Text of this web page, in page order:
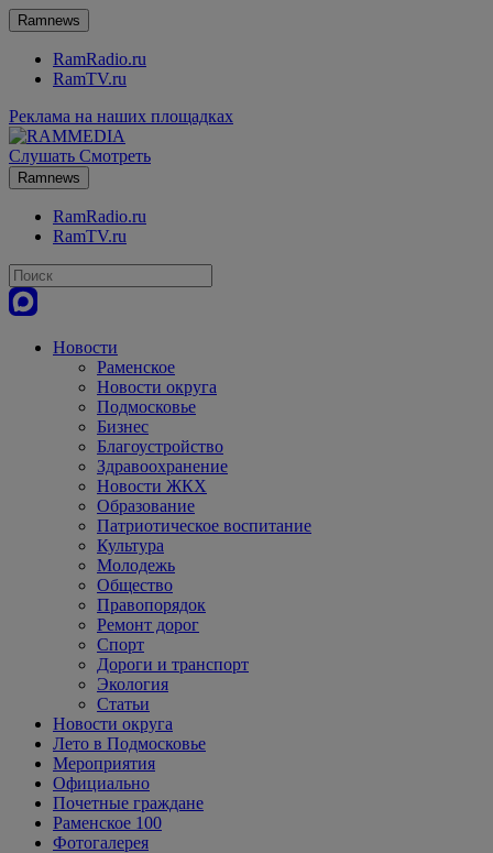
Ramnews
RamRadio.ru
RamTV.ru
Реклама на наших площадках
Слушать Смотреть
Ramnews
RamRadio.ru
RamTV.ru
Новости
Раменское
Новости округа
Подмосковье
Бизнес
Благоустройство
Здравоохранение
Новости ЖКХ
Образование
Патриотическое воспитание
Культура
Молодежь
Общество
Правопорядок
Ремонт дорог
Спорт
Дороги и транспорт
Экология
Статьи
Новости округа
Лето в Подмосковье
Мероприятия
Официально
Почетные граждане
Раменское 100
Фотогалерея